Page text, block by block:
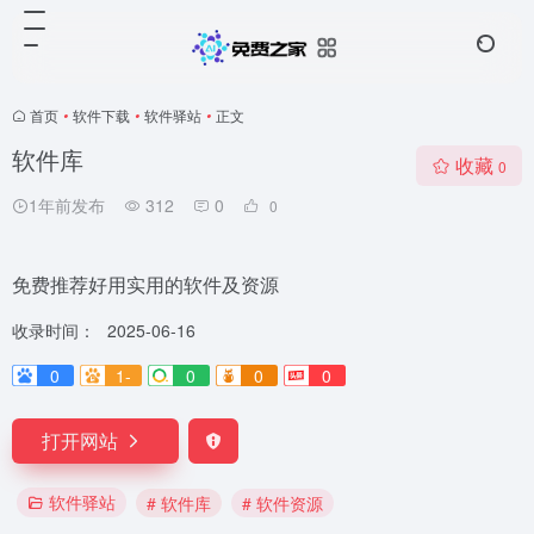
首页 • 软件下载 • 软件驿站 • 正文
软件库
1年前发布 312 0 0
收藏 0
免费推荐好用实用的软件及资源
收录时间：
2025-06-16
0
1- 0 0 0
打开网站
软件驿站 # 软件库 # 软件资源